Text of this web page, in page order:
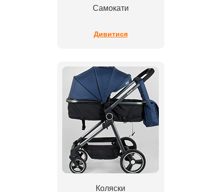
Самокати
Дивитися
Коляски